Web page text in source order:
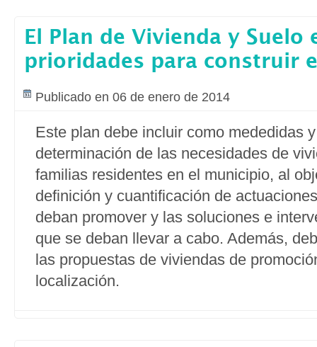
El Plan de Vivienda y Suelo
prioridades para construir
Publicado en 06 de enero de 2014
Este plan debe incluir como mededidas
determinación de las necesidades de
familias residentes en el municipio, al
definición y cuantificación de
deban promover y las soluciones e
que se deban llevar a cabo. Además,
las propuestas de viviendas de
localización.